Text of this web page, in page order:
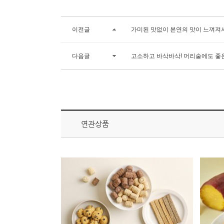
이전글 가미된 맛없이 본연의 맛이 느껴져
다음글 고소하고 바삭바삭! 머리숱에도 좋
연관상품